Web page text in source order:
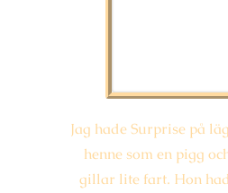
Jag hade Surprise på
henne som en pigg
gillar lite fart. Hon